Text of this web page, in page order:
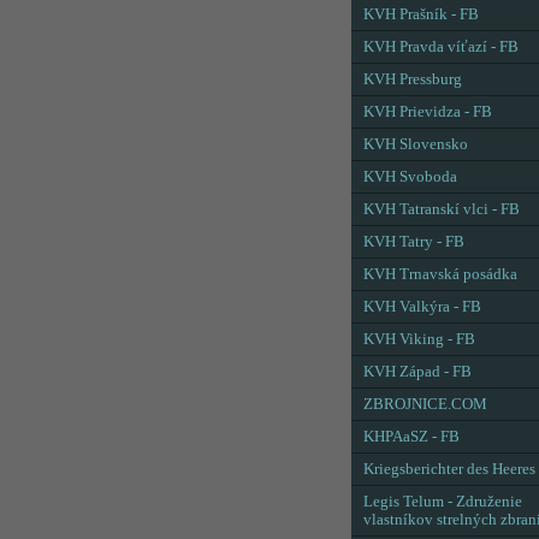
KVH Prašník - FB
KVH Pravda víťazí - FB
KVH Pressburg
KVH Prievidza - FB
KVH Slovensko
KVH Svoboda
KVH Tatranskí vlci - FB
KVH Tatry - FB
KVH Trnavská posádka
KVH Valkýra - FB
KVH Viking - FB
KVH Západ - FB
ZBROJNICE.COM
KHPAaSZ - FB
Kriegsberichter des Heeres
Legis Telum - Združenie
vlastníkov strelných